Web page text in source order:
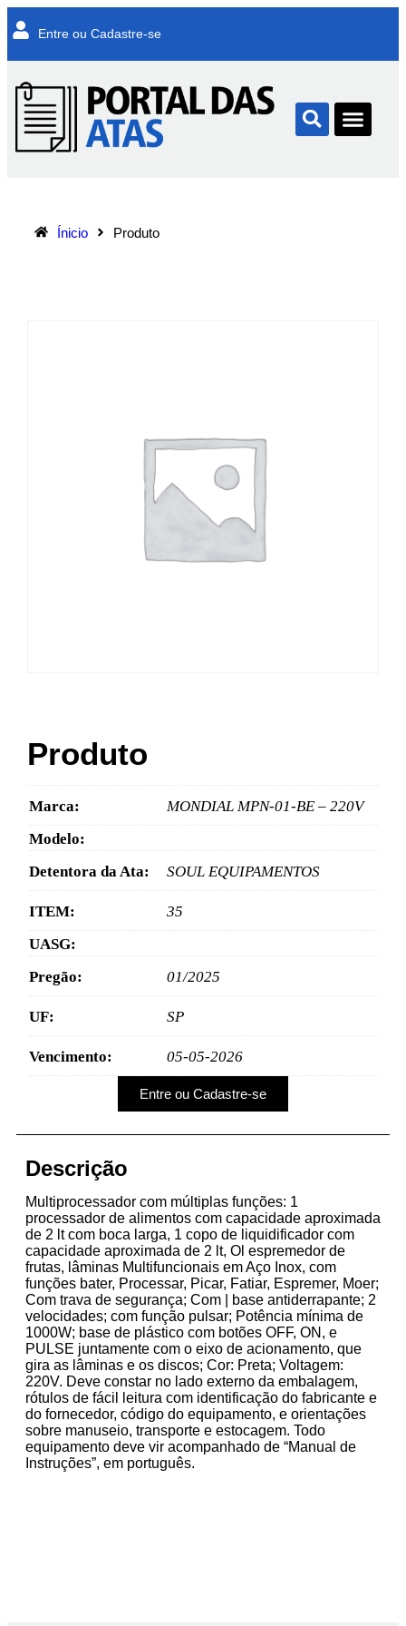
Entre ou Cadastre-se
Ínicio Produto
Produto
Marca:
MONDIAL MPN-01-BE – 220V
Modelo:
Detentora da Ata:
SOUL EQUIPAMENTOS
ITEM:
35
UASG:
Pregão:
01/2025
UF: SP
Vencimento: 05-05-2026
Entre ou Cadastre-se
Descrição
Multiprocessador com múltiplas funções: 1
processador de alimentos com capacidade aproximada
de 2 lt com boca larga, 1 copo de liquidificador com
capacidade aproximada de 2 lt, Ol espremedor de
frutas, lâminas Multifuncionais em Aço Inox, com
funções bater, Processar, Picar, Fatiar, Espremer, Moer;
Com trava de segurança; Com | base antiderrapante; 2
velocidades; com função pulsar; Potência mínima de
1000W; base de plástico com botões OFF, ON, e
PULSE juntamente com o eixo de acionamento, que
gira as lâminas e os discos; Cor: Preta; Voltagem:
220V. Deve constar no lado externo da embalagem,
rótulos de fácil leitura com identificação do fabricante e
do fornecedor, código do equipamento, e orientações
sobre manuseio, transporte e estocagem. Todo
equipamento deve vir acompanhado de “Manual de
Instruções”, em português.